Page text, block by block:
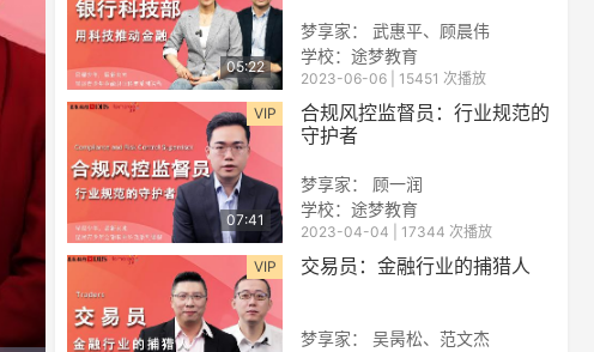
05:22
梦享家： 武惠平、顾晨伟
学校：途梦教育
2023-06-06 | 15451 次播放
VIP
07:41
合规风控监督员：行业规范的
守护者
梦享家： 顾一润
学校：途梦教育
2023-04-04 | 17344 次播放
VIP
交易员：金融行业的捕猎人
梦享家： 吴昺松、范文杰